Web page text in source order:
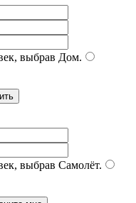
выбрав Дом.
выбрав Самолёт.